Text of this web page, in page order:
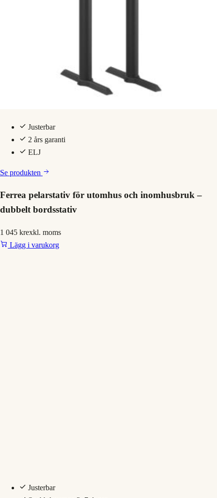
Justerbar
2 års garanti
ELJ
Se produkten
Ferrea pelarstativ för utomhus och inomhusbruk –
dubbelt bordsstativ
1 045 krexkl. moms
Lägg i varukorg
Justerbar